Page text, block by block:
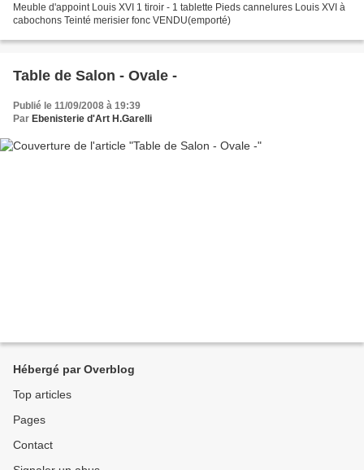
Meuble d'appoint Louis XVI 1 tiroir - 1 tablette Pieds cannelures Louis XVI à
cabochons Teinté merisier fonc VENDU(emporté)
Table de Salon - Ovale -
Publié le 11/09/2008 à 19:39
Par Ebenisterie d'Art H.Garelli
Hébergé par Overblog
Top articles
Pages
Contact